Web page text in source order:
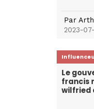
Par
2023-
Le
francis
wilfried